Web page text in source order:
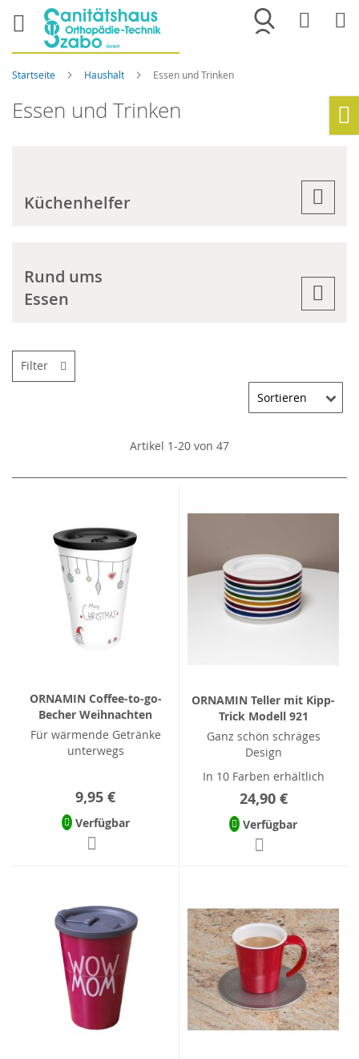
Merkliste
Startseite Haushalt Essen und Trinken
Essen und Trinken
Küchenhelfer
Rund ums
Essen
Artikel 1-20 von 47
ORNAMIN Coffee-to-go-
Becher Weihnachten
Für wärmende Getränke
unterwegs
9,95 €
Verfügbar
ORNAMIN Teller mit Kipp-
Trick Modell 921
Ganz schön schräges
Design
In 10 Farben erhältlich
24,90 €
Verfügbar
Filter